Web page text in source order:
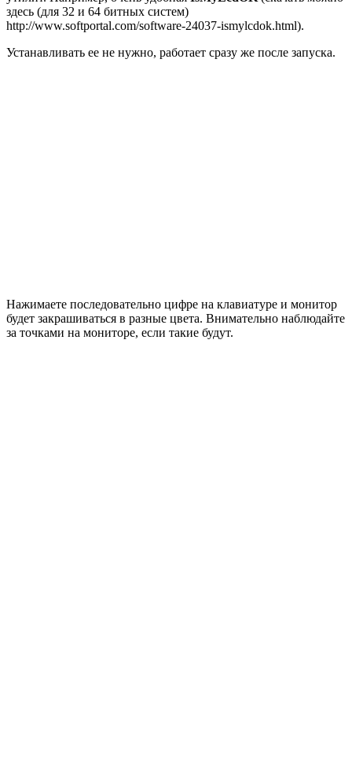
здесь (для 32 и 64 битных систем)
http://www.softportal.com/software-24037-ismylcdok.html).
Устанавливать ее не нужно, работает сразу же после запуска.
Нажимаете последовательно цифре на клавиатуре и монитор
будет закрашиваться в разные цвета. Внимательно наблюдайте
за точками на мониторе, если такие будут.